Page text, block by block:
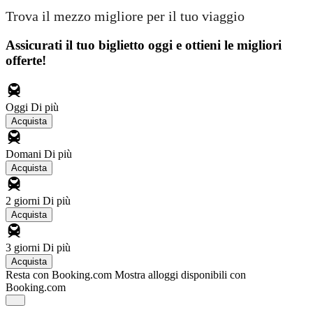
Trova il mezzo migliore per il tuo viaggio
Assicurati il ​​tuo biglietto oggi e ottieni le migliori
offerte!
Oggi Di più
Acquista
Domani Di più
Acquista
2 giorni Di più
Acquista
3 giorni Di più
Acquista
Resta con Booking.com Mostra alloggi disponibili con
Booking.com